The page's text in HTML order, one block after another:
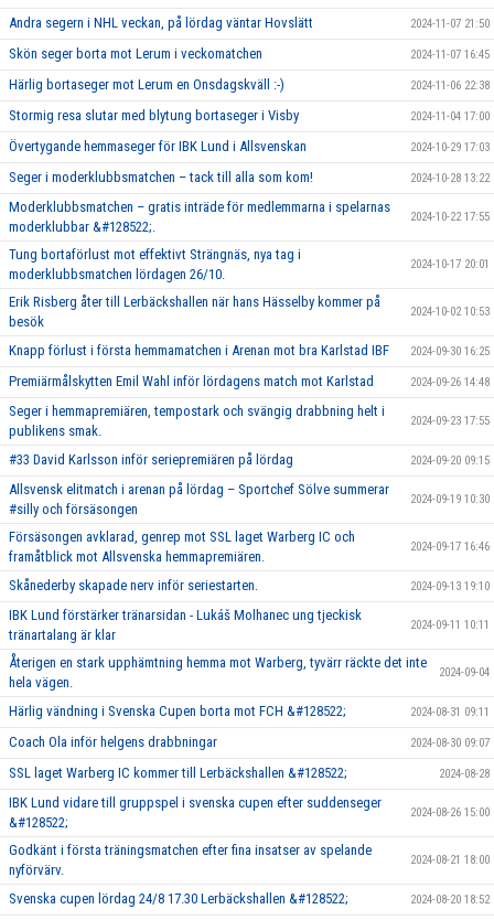
Andra segern i NHL veckan, på lördag väntar Hovslätt 2024-11-07 21:50
Skön seger borta mot Lerum i veckomatchen 2024-11-07 16:45
Härlig bortaseger mot Lerum en Onsdagskväll :-) 2024-11-06 22:38
Stormig resa slutar med blytung bortaseger i Visby 2024-11-04 17:00
Övertygande hemmaseger för IBK Lund i Allsvenskan 2024-10-29 17:03
Seger i moderklubbsmatchen – tack till alla som kom! 2024-10-28 13:22
Moderklubbsmatchen – gratis inträde för medlemmarna i spelarnas
moderklubbar &#128522;.
2024-10-22 17:55
Tung bortaförlust mot effektivt Strängnäs, nya tag i
moderklubbsmatchen lördagen 26/10.
2024-10-17 20:01
Erik Risberg åter till Lerbäckshallen när hans Hässelby kommer på
besök
2024-10-02 10:53
Knapp förlust i första hemmamatchen i Arenan mot bra Karlstad IBF 2024-09-30 16:25
Premiärmålskytten Emil Wahl inför lördagens match mot Karlstad 2024-09-26 14:48
Seger i hemmapremiären, tempostark och svängig drabbning helt i
publikens smak.
2024-09-23 17:55
#33 David Karlsson inför seriepremiären på lördag 2024-09-20 09:15
Allsvensk elitmatch i arenan på lördag – Sportchef Sölve summerar
#silly och försäsongen
2024-09-19 10:30
Försäsongen avklarad, genrep mot SSL laget Warberg IC och
framåtblick mot Allsvenska hemmapremiären.
2024-09-17 16:46
Skånederby skapade nerv inför seriestarten. 2024-09-13 19:10
IBK Lund förstärker tränarsidan - Lukáš Molhanec ung tjeckisk
tränartalang är klar
2024-09-11 10:11
Återigen en stark upphämtning hemma mot Warberg, tyvärr räckte det inte
hela vägen.
2024-09-04
Härlig vändning i Svenska Cupen borta mot FCH &#128522; 2024-08-31 09:11
Coach Ola inför helgens drabbningar 2024-08-30 09:07
SSL laget Warberg IC kommer till Lerbäckshallen &#128522; 2024-08-28
IBK Lund vidare till gruppspel i svenska cupen efter suddenseger
&#128522;
2024-08-26 15:00
Godkänt i första träningsmatchen efter fina insatser av spelande
nyförvärv.
2024-08-21 18:00
Svenska cupen lördag 24/8 17.30 Lerbäckshallen &#128522; 2024-08-20 18:52